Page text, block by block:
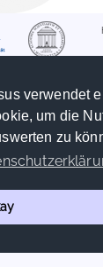
verwendet
um die
zu